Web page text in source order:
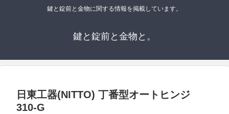
鍵と錠前と金物に関する情報を掲載しています。
鍵と錠前と金物と。
日東工器(NITTO) 丁番型オートヒンジ
310-G